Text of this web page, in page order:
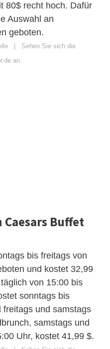
80$ recht hoch. Dafür
Auswahl an
geboten.
Sehen Sie sich die
an
Buffet
bis freitags von
und kostet 32,99
von 15:00 bis
sonntags bis
und samstags
samstags und
Uhr, kostet 41,99 $.